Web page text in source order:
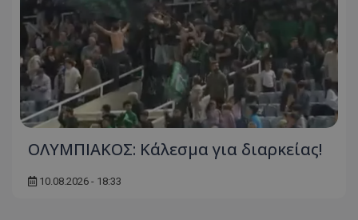
OΛΥΜΠΙΑΚΟΣ: Κάλεσμα για διαρκείας!
10.08.2026 - 18:33